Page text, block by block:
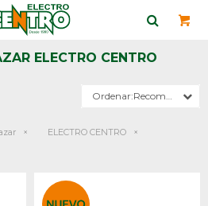
ELECTRO CENTRO
Recomendados
ELECTRO CENTRO